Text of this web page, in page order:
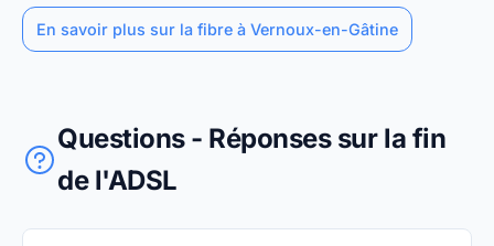
En savoir plus sur la fibre à Vernoux-en-Gâtine
Questions - Réponses sur la fin
de l'ADSL